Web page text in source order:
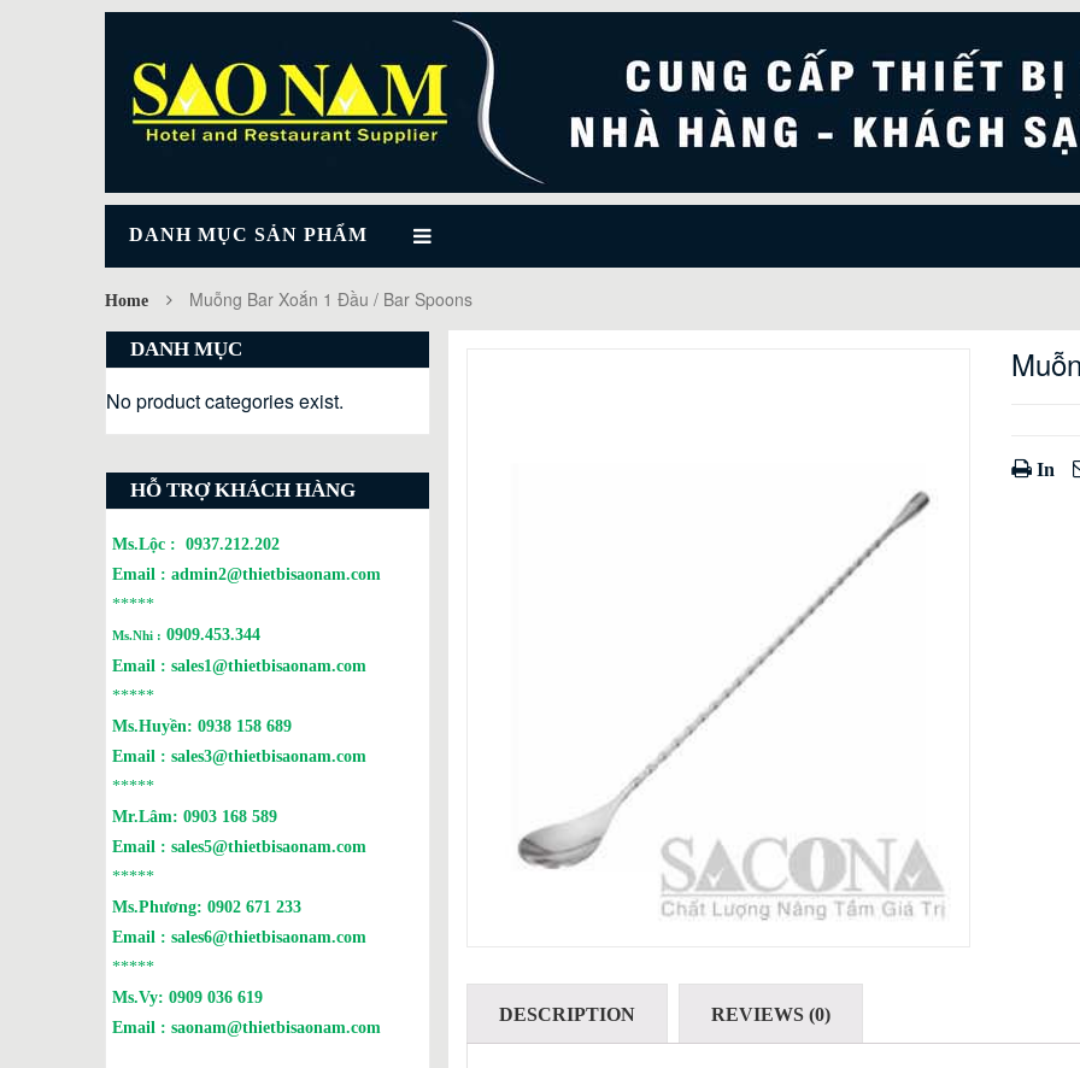
DANH MỤC SẢN PHẨM
Home Muỗng Bar Xoắn 1 Đầu / Bar Spoons
In
DESCRIPTION REVIEWS (0)
DANH MỤC
No product categories exist.
HỖ TRỢ KHÁCH HÀNG
Ms.Lộc : 0937.212.202
Email : admin2@thietbisaonam.com
*****
Ms.Nhi : 0909.453.344
Email : sales1@thietbisaonam.com
*****
Ms.Huyền: 0938 158 689
Email : sales3@thietbisaonam.com
*****
Mr.Lâm: 0903 168 589
Email : sales5@thietbisaonam.com
*****
Ms.Phương: 0902 671 233
Email : sales6@thietbisaonam.com
*****
Ms.Vy: 0909 036 619
Email : saonam@thietbisaonam.com